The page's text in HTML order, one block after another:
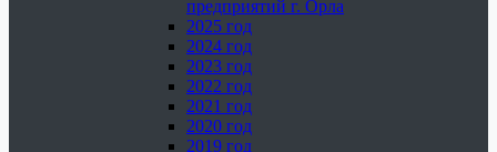
предприятий г. Орла
2025 год
2024 год
2023 год
2022 год
2021 год
2020 год
2019 год